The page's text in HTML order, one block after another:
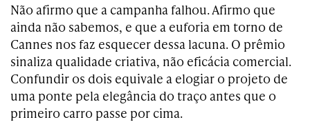
Não afirmo que a campanha falhou. Afirmo que
ainda não sabemos, e que a euforia em torno de
Cannes nos faz esquecer dessa lacuna. O prêmio
sinaliza qualidade criativa, não eficácia comercial.
Confundir os dois equivale a elogiar o projeto de
uma ponte pela elegância do traço antes que o
primeiro carro passe por cima.